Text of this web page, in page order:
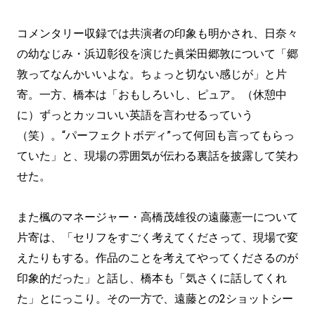
コメンタリー収録では共演者の印象も明かされ、日奈々
の幼なじみ・浜辺彰役を演じた眞栄田郷敦について「郷
敦ってなんかいいよな。ちょっと切ない感じが」と片
寄。一方、橋本は「おもしろいし、ピュア。（休憩中
に）ずっとカッコいい英語を言わせるっていう
（笑）。“パーフェクトボディ”って何回も言ってもらっ
ていた」と、現場の雰囲気が伝わる裏話を披露して笑わ
せた。
また楓のマネージャー・高橋茂雄役の遠藤憲一について
片寄は、「セリフをすごく考えてくださって、現場で変
えたりもする。作品のことを考えてやってくださるのが
印象的だった」と話し、橋本も「気さくに話してくれ
た」とにっこり。その一方で、遠藤との2ショットシー